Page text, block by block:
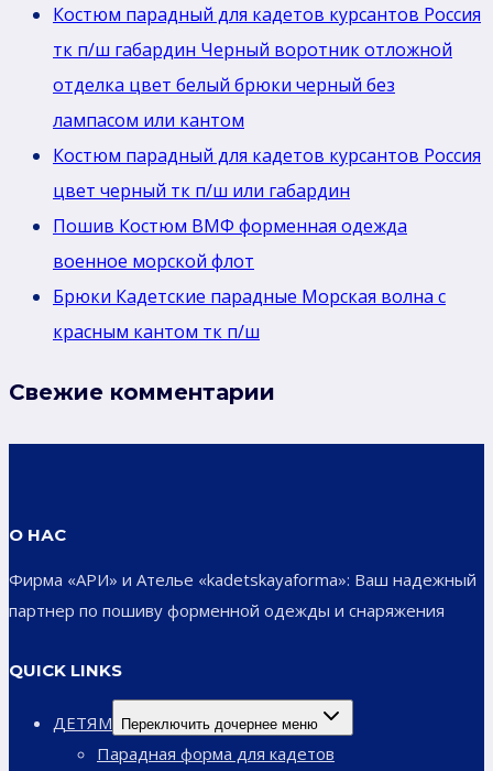
Костюм парадный для кадетов курсантов Россия
тк п/ш габардин Черный воротник отложной
отделка цвет белый брюки черный без
лaмпасом или кантом
Костюм парадный для кадетов курсантов Россия
цвет черный тк п/ш или габардин
Пошив Костюм ВМФ форменная одежда
военное морской флот
Брюки Кадетские парадные Морская волна с
красным кантом тк п/ш
Свежие комментарии
О НАС
Фирма «АРИ» и Ателье «kadetskayaforma»: Ваш надежный
партнер по пошиву форменной одежды и снаряжения
QUICK LINKS
ДЕТЯМ Переключить дочернее меню
Парадная форма для кадетов